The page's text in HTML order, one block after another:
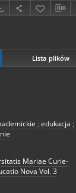
Lista plików
; edukacja ;
Mariae Curie-
Nova Vol. 3